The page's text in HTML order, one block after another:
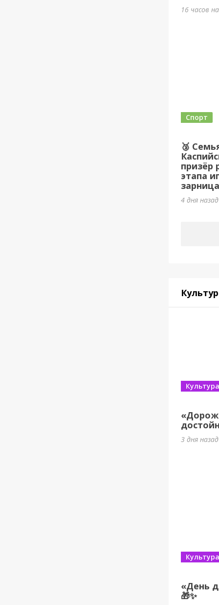
16 часов
🥉
призёр
этапа
Спорт
4 дня
Культура
3 дня
«День
🎁✨
Культура